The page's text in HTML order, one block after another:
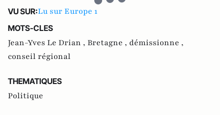
VU SUR:Lu sur Europe 1
MOTS-CLES
Jean-Yves Le Drian , Bretagne , démissionne ,
conseil régional
THEMATIQUES
Politique